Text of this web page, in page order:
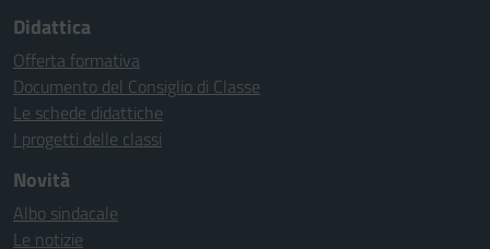
Didattica
Offerta formativa
Documento del Consiglio di Classe
Le schede didattiche
I progetti delle classi
Novità
Albo sindacale
Le notizie